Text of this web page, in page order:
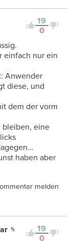
19
0
einfach nur ein
Anwender
diese, und
dem der vorm
bleiben, eine
haben aber
melden
19
0